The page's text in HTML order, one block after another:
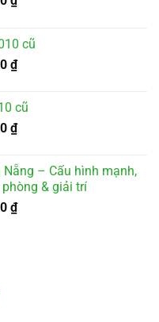
₫.là:
3.200.000 ₫.
cũ
₫.
₫Giá
là:
1.800.000 ₫.
cũ
₫.
₫Giá
tại
là:
2.000.000 ₫.
– Cấu hình mạnh,
& giải trí
₫Giá